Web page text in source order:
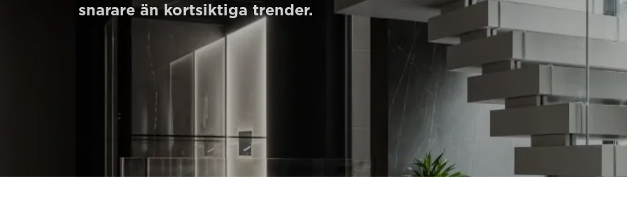
Anmälan till nyhetsbrev
snarare än kortsiktiga trender.